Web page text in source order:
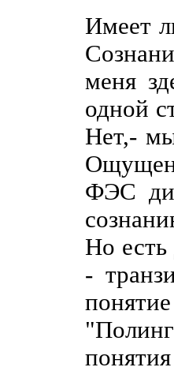
Имеет
меня
одной
Нет,-
ФЭС
Но есть
-